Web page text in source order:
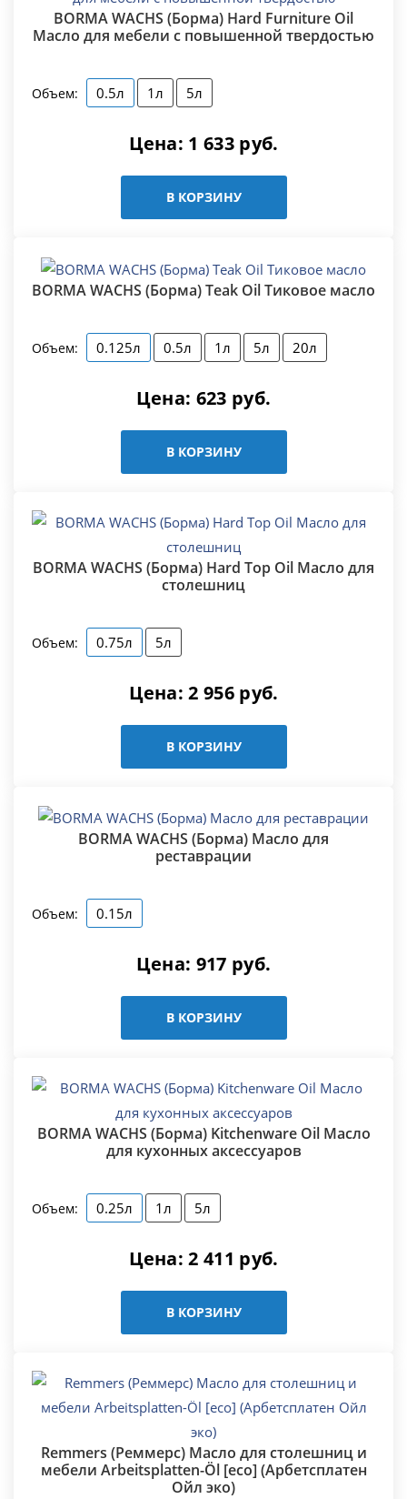
BORMA WACHS (Борма) Hard Furniture Oil
Масло для мебели с повышенной твердостью
Объем: 0.5л 1л 5л
Цена: 1 633руб.
В КОРЗИНУ
BORMA WACHS (Борма) Teak Oil Тиковое масло
Объем: 0.125л 0.5л 1л 5л 20л
Цена: 623 руб.
В КОРЗИНУ
BORMA WACHS (Борма) Hard Top Oil Масло для
столешниц
Объем: 0.75л 5л
Цена:2 956руб.
В КОРЗИНУ
BORMA WACHS (Борма) Масло для
реставрации
Объем: 0.15л
Цена: 917 руб.
В КОРЗИНУ
BORMA WACHS (Борма) Kitchenware Oil Масло
для кухонных аксессуаров
Объем: 0.25л 1л 5л
Цена:2 411 руб.
В КОРЗИНУ
Remmers (Реммерс) Масло для столешниц и
мебели Arbeitsplatten-Öl [eco] (Арбетсплатен
Ойл эко)